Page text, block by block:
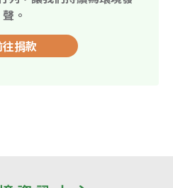
聲。
往捐款